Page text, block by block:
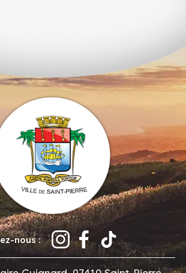
nous :